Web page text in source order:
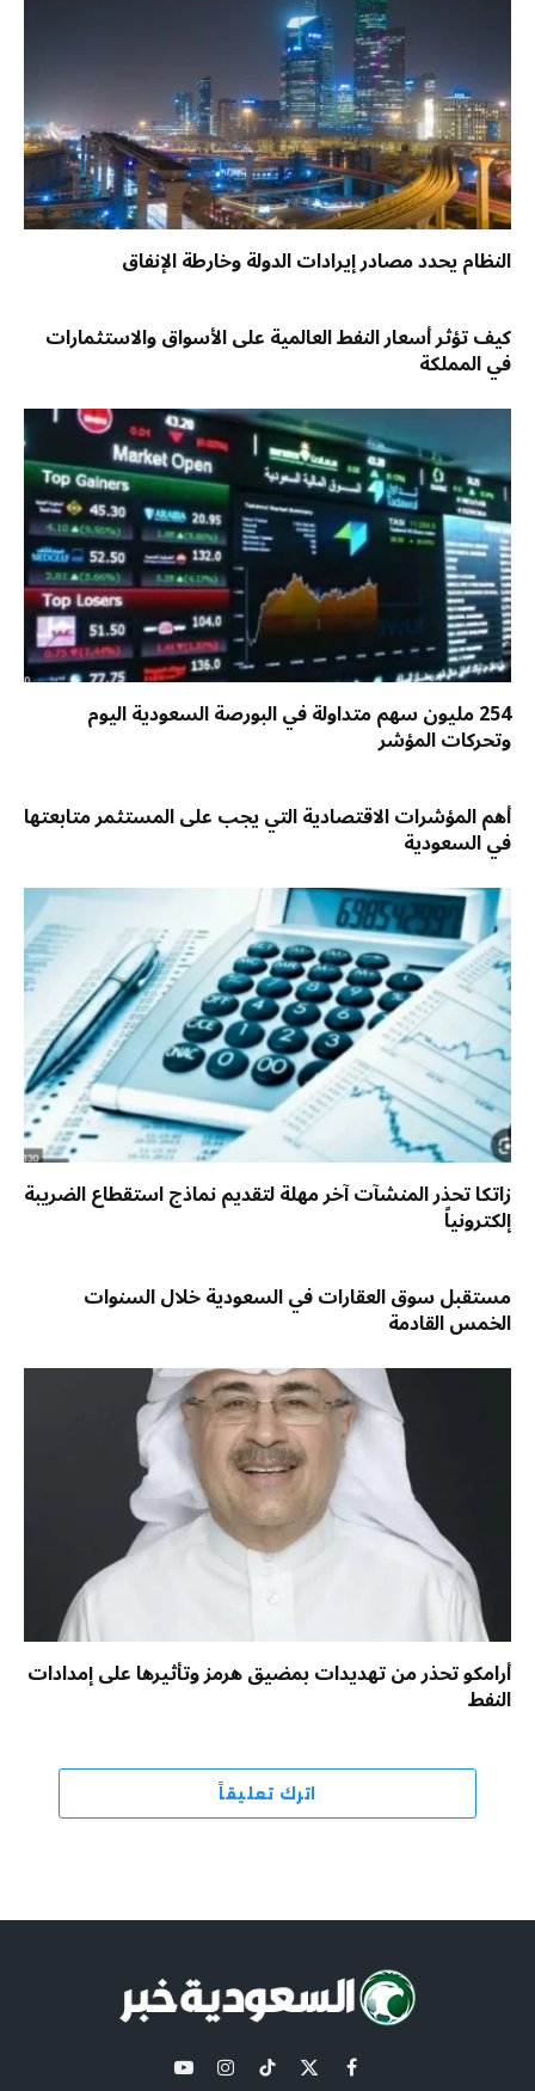
النظام يحدد مصادر إيرادات الدولة وخارطة الإنفاق
كيف تؤثر أسعار النفط العالمية على الأسواق والاستثمارات
في المملكة
254 مليون سهم متداولة في البورصة السعودية اليوم
وتحركات المؤشر
أهم المؤشرات الاقتصادية التي يجب على المستثمر متابعتها
في السعودية
زاتكا تحذر المنشآت آخر مهلة لتقديم نماذج استقطاع الضريبة
إلكترونياً
مستقبل سوق العقارات في السعودية خلال السنوات
الخمس القادمة
أرامكو تحذر من تهديدات بمضيق هرمز وتأثيرها على إمدادات
النفط
اترك تعليقاً
فيسبوك
X تيكتوكالانستغراميوتيوب